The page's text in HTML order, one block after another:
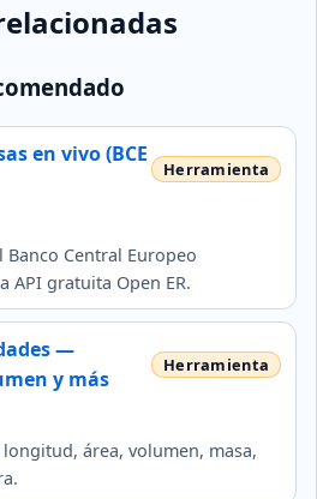
en vivo (BCE
Central Europeo
API gratuita Open ER.
—
y más
área, volumen, masa,